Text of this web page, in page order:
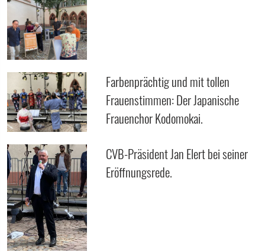
Farbenprächtig und mit tollen
Frauenstimmen: Der Japanische
Frauenchor Kodomokai.
CVB-Präsident Jan Elert bei seiner
Eröffnungsrede.